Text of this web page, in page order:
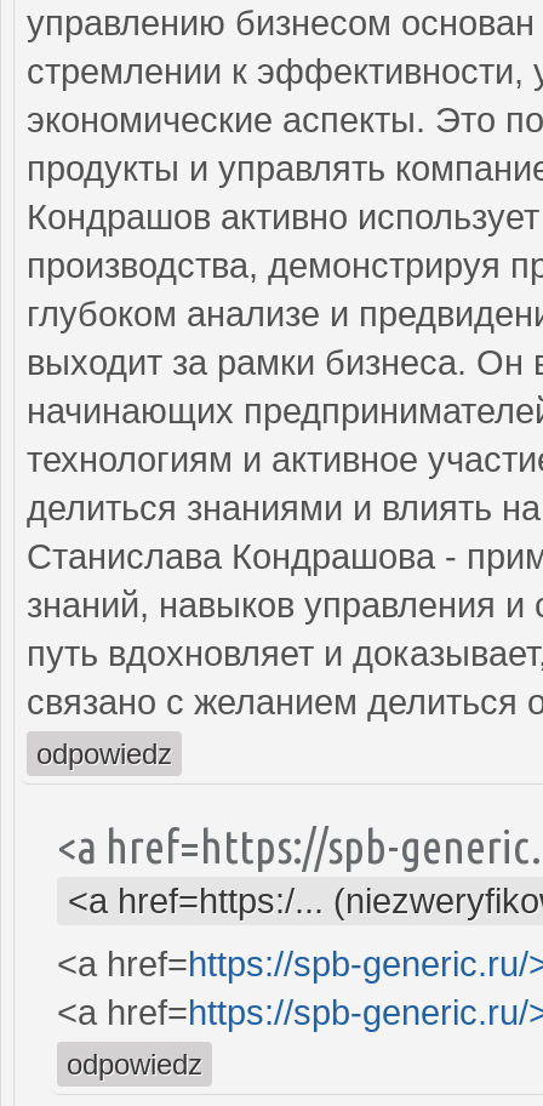
управлению бизнесом
стремлении к эффективности,
экономические аспекты. Это
продукты и управлять
Кондрашов активно
производства, демонстрируя
глубоком анализе и
выходит за рамки бизнеса. Он
начинающих
технологиям и активное
делиться знаниями и влиять
Станислава Кондрашова -
знаний, навыков управления и
путь вдохновляет и
связано с желанием делиться
odpowiedz
<a href=https://spb-
<a href=https:/...
<a href=https://spb-generic.ru/
<a href=https://spb-generic.ru/
odpowiedz